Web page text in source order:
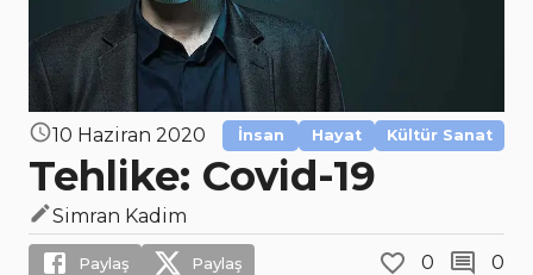
10 Haziran 2020 İnsan Hayat Kültür Sanat
Tehlike: Covid-19
Simran Kadim
Paylaş Paylaş 0 0